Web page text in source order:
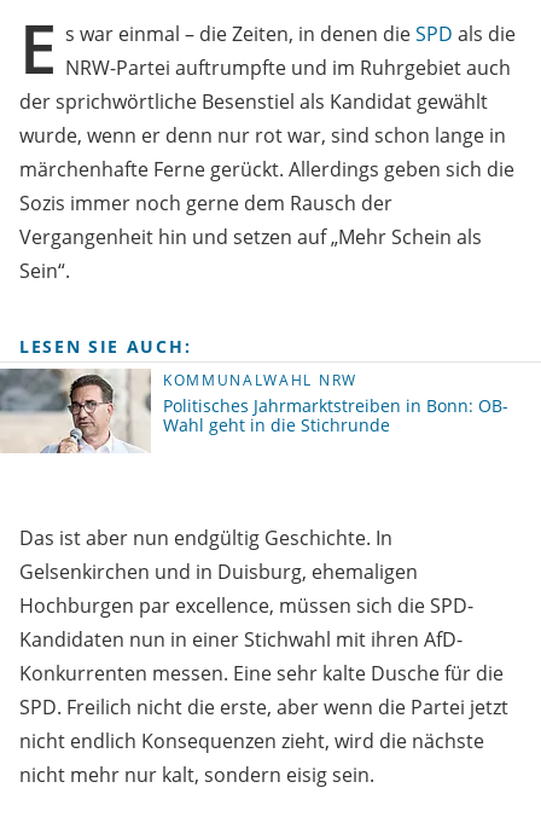
E s war einmal – die Zeiten, in denen dieSPD als die
NRW-Partei auftrumpfte und im Ruhrgebiet auch
der sprichwörtliche Besenstiel als Kandidat gewählt
wurde, wenn er denn nur rot war, sind schon lange in
märchenhafte Ferne gerückt. Allerdings geben sich die
Sozis immer noch gerne dem Rausch der
Vergangenheit hin und setzen auf „Mehr Schein als
Sein“.
LESEN SIE AUCH:
KOMMUNALWAHL NRW
Politisches Jahrmarktstreiben in Bonn: OB-
Wahl geht in die Stichrunde
Das ist aber nun endgültig Geschichte. In
Gelsenkirchen und in Duisburg, ehemaligen
Hochburgen par excellence, müssen sich die SPD-
Kandidaten nun in einer Stichwahl mit ihren AfD-
Konkurrenten messen. Eine sehr kalte Dusche für die
SPD. Freilich nicht die erste, aber wenn die Partei jetzt
nicht endlich Konsequenzen zieht, wird die nächste
nicht mehr nur kalt, sondern eisig sein.